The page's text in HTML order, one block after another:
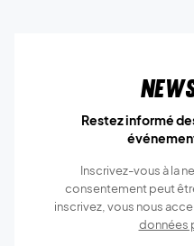
Restez informé
Inscrivez-vous à la
consentement peut
inscrivez, vous nous
données